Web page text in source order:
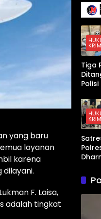
yang baru
layanan
karena
F. Laisa,
adalah tingkat
gan
g
AS–
Iran
Tiga
an
Sabu
a,
Pria
n